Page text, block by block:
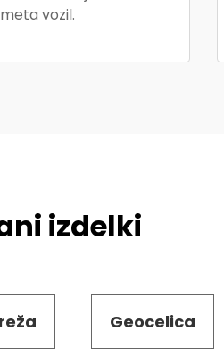
vozil.
izdelki
Geocelica